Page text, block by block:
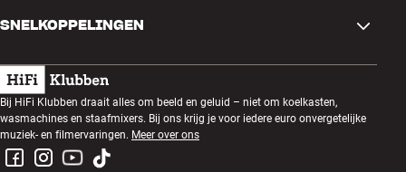
Bestelling herroepen
Algemene voorwaarden
Privacybeleid
Klantenclub
Luisteravond
Prijsvragen
SNELKOPPELINGEN
Cadeaubonnen
Bouwen met geluid
Montage en installatie
Bij HiFi Klubben draait alles om beeld en geluid – niet om koelkasten,
wasmachines en staafmixers. Bij ons krijg je voor iedere euro onvergetelijke
muziek- en filmervaringen. Meer over ons